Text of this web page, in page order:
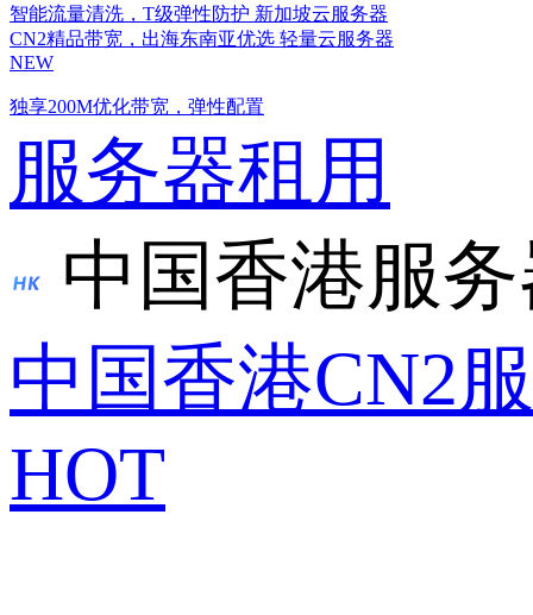
智能流量清洗，T级弹性防护 新加坡云服务器
CN2精品带宽，出海东南亚优选 轻量云服务器
NEW
独享200M优化带宽，弹性配置
服务器租用
中国香港服
中国香港CN2
HOT